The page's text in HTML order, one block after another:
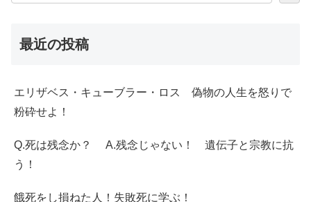
最近の投稿
エリザベス・キューブラー・ロス 偽物の人生を怒りで
粉砕せよ！
Q.死は残念か？ A.残念じゃない！ 遺伝子と宗教に抗
う！
餓死をし損ねた人！失敗死に学ぶ！